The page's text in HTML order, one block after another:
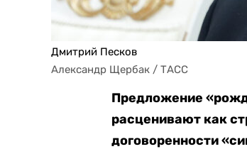
Дмитрий Песков
Александр Щербак / ТАСС
Предложение
расценивают как
договоренности